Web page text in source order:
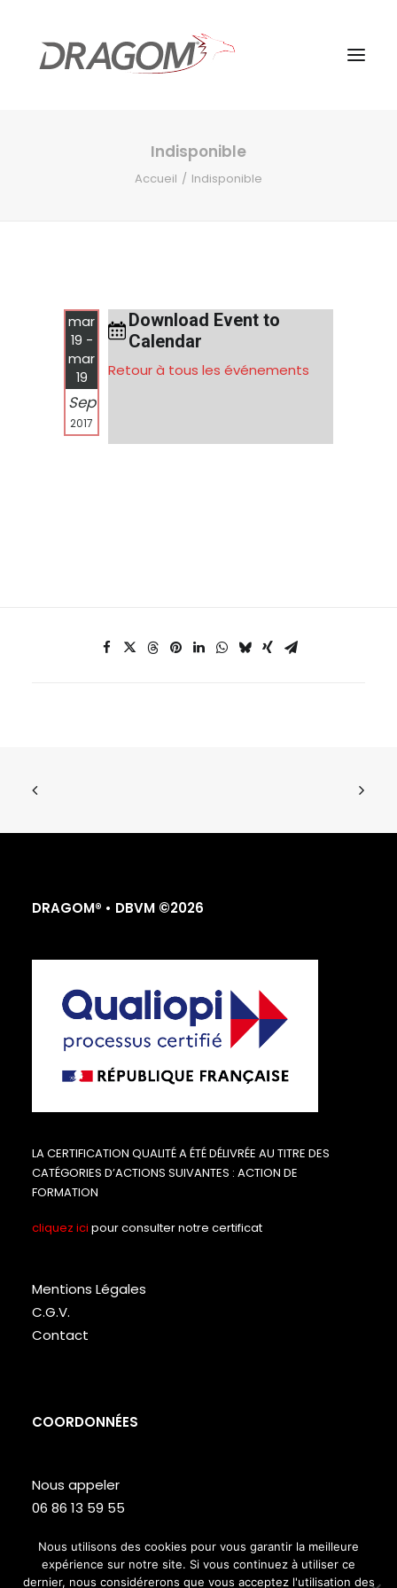
Indisponible
Accueil Indisponible
mar
19 -
mar
19
Sep
2017
Download Event to
Calendar
Retour à tous les événements
DRAGOM® • DBVM ©2026
LA CERTIFICATION QUALITÉ A ÉTÉ DÉLIVRÉE AU TITRE DES
CATÉGORIES D’ACTIONS SUIVANTES : ACTION DE
FORMATION
cliquez ici pour consulter notre certificat
Mentions Légales
C.G.V.
Contact
COORDONNÉES
Nous appeler
06 86 13 59 55
Site web réalisé parStudio T
Nous utilisons des cookies pour vous garantir la meilleure
expérience sur notre site. Si vous continuez à utiliser ce
dernier, nous considérerons que vous acceptez l'utilisation des